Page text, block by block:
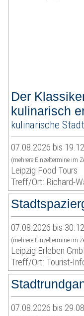
Der
kulinarisch
kulinarische
07.08.2026 bis
(mehrere Einzeltermine im
Leipzig Food Tours
Treff/Ort: Richard-
07.08.2026 bis
(mehrere Einzeltermine im
Leipzig Erleben
Treff/Ort: Tourist-
07.08.2026 bis